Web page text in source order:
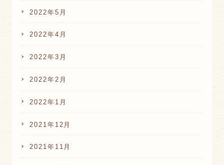
2022年5月
2022年4月
2022年3月
2022年2月
2022年1月
2021年12月
2021年11月